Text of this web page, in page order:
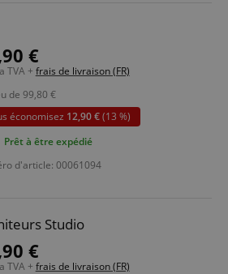
€
TVA + frais de livraison (FR)
de 99,80 €
économisez 12,90 €(13 %)
Prêt à être expédié
d'article: 00061094
Studio
€
TVA + frais de livraison (FR)